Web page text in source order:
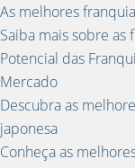
As melhores
Saiba mais sobre
Potencial das
Mercado
Descubra as
japonesa
Conheça as